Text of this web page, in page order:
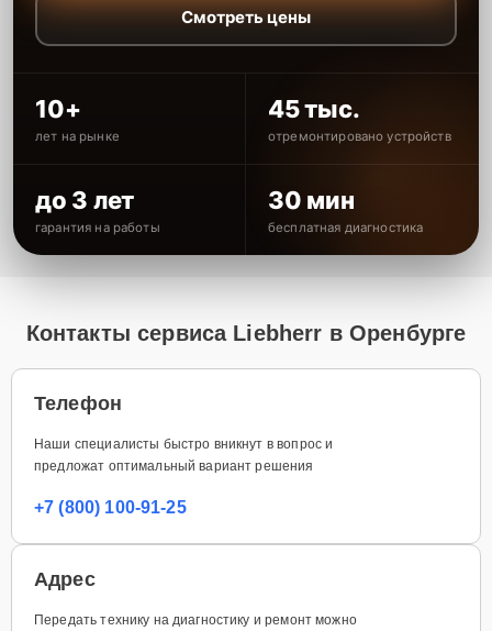
Смотреть цены
10+
лет на рынке
45 тыс.
отремонтировано устройств
до 3 лет
гарантия на работы
30 мин
бесплатная диагностика
Контакты сервиса Liebherr в Оренбурге
Телефон
Наши специалисты быстро вникнут в вопрос и
предложат оптимальный вариант решения
+7 (800) 100-91-25
Адрес
Передать технику на диагностику и ремонт можно